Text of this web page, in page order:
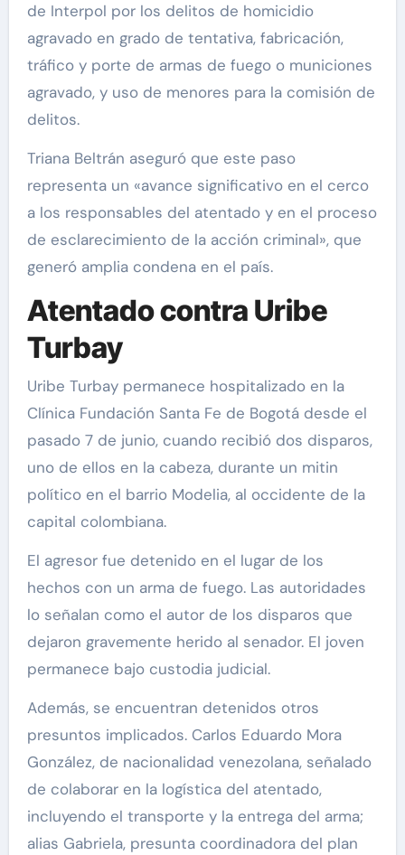
de Interpol por los delitos de homicidio
agravado en grado de tentativa, fabricación,
tráfico y porte de armas de fuego o municiones
agravado, y uso de menores para la comisión de
delitos.
Triana Beltrán aseguró que este paso
representa un «avance significativo en el cerco
a los responsables del atentado y en el proceso
de esclarecimiento de la acción criminal», que
generó amplia condena en el país.
Atentado contra Uribe
Turbay
Uribe Turbay permanece hospitalizado en la
Clínica Fundación Santa Fe de Bogotá desde el
pasado 7 de junio, cuando recibió dos disparos,
uno de ellos en la cabeza, durante un mitin
político en el barrio Modelia, al occidente de la
capital colombiana.
El agresor fue detenido en el lugar de los
hechos con un arma de fuego. Las autoridades
lo señalan como el autor de los disparos que
dejaron gravemente herido al senador. El joven
permanece bajo custodia judicial.
Además, se encuentran detenidos otros
presuntos implicados. Carlos Eduardo Mora
González, de nacionalidad venezolana, señalado
de colaborar en la logística del atentado,
incluyendo el transporte y la entrega del arma;
alias Gabriela, presunta coordinadora del plan